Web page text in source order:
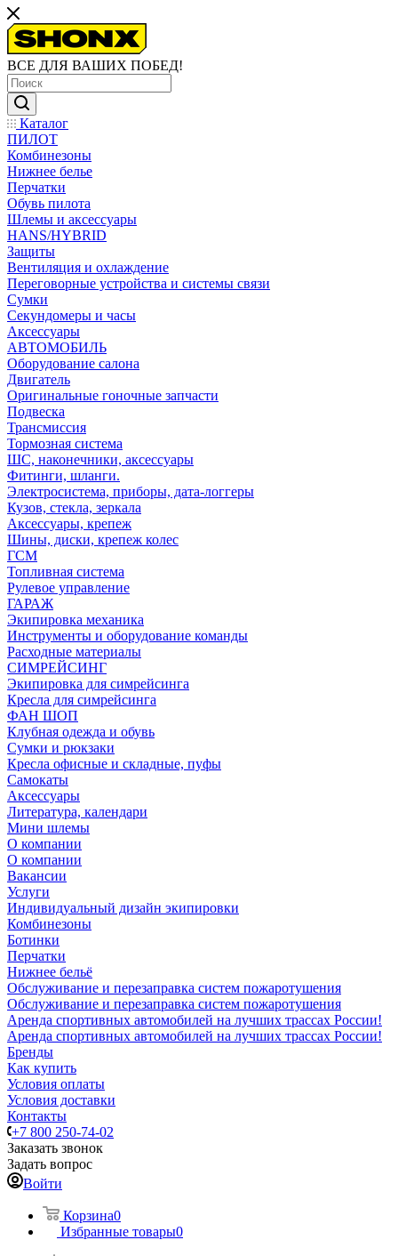
ВСЕ ДЛЯ ВАШИХ ПОБЕД!
Каталог
ПИЛОТ
Комбинезоны
Нижнее белье
Перчатки
Обувь пилота
Шлемы и аксессуары
HANS/HYBRID
Защиты
Вентиляция и охлаждение
Переговорные устройства и системы связи
Сумки
Секундомеры и часы
Аксессуары
АВТОМОБИЛЬ
Оборудование салона
Двигатель
Оригинальные гоночные запчасти
Подвеска
Трансмиссия
Тормозная система
ШС, наконечники, аксессуары
Фитинги, шланги.
Электросистема, приборы, дата-логгеры
Кузов, стекла, зеркала
Аксессуары, крепеж
Шины, диски, крепеж колес
ГСМ
Топливная система
Рулевое управление
ГАРАЖ
Экипировка механика
Инструменты и оборудование команды
Расходные материалы
СИМРЕЙСИНГ
Экипировка для симрейсинга
Кресла для симрейсинга
ФАН ШОП
Клубная одежда и обувь
Сумки и рюкзаки
Кресла офисные и складные, пуфы
Самокаты
Аксессуары
Литература, календари
Мини шлемы
О компании
О компании
Вакансии
Услуги
Индивидуальный дизайн экипировки
Комбинезоны
Ботинки
Перчатки
Нижнее бельё
Обслуживание и перезаправка систем пожаротушения
Обслуживание и перезаправка систем пожаротушения
Аренда спортивных автомобилей на лучших трассах России!
Аренда спортивных автомобилей на лучших трассах России!
Бренды
Как купить
Условия оплаты
Условия доставки
Контакты
+7 800 250-74-02
Заказать звонок
Задать вопрос
Войти
Корзина0
Избранные товары0